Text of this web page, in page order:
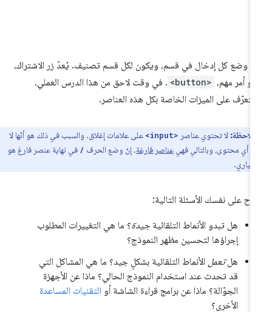
وضع كل إدخال في قسم، ويكون لكل قسم تصنيف. يُعدّ زر الاشتراك،
أمر مهم، <button> . في وقت لاحق من هذا الدرس العملي،
على الميزات الخاصة بكل هذه العناصر.
ملاحظة:لا تحتوي عناصر<input>على علامات إغلاق. والسبب في ذلك هو أنّها لا
أي محتوى، وبالتالي فهي عناصر فارغة. إنّ وضع الحرف/ في نهاية عنصر فارغ هو
على نفسك الأسئلة التالية:
هل تبدو الأنماط التلقائيةجيدة؟ ما هي التغييرات المطلوب
إجراؤها لتحسين مظهر النموذج؟
هل
تعملالأنماط التلقائية بشكلٍ جيد؟ ما هي المشاكل التي
قد تحدث عند استخدام النموذج الحالي؟ ماذا عن الأجهزة
الجوّالة؟ ماذا عن برامج قراءة الشاشة أوالتقنيات المساعدة
الأخرى؟